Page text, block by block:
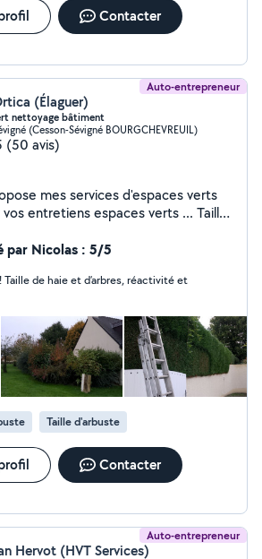
Contacter
Auto-entrepreneur
(Élaguer)
nettoyage bâtiment
(Cesson-Sévigné BOURGCHEVREUIL)
(50 avis)
mes services d'espaces verts
... Évacuation de
de faîtage Nettoyage par
pignon toiture dallage Muret...
des gravats
7 Devis et déplacement
renseignement. Merci à vous et une
par Nicolas : 5/5
de haie et d’arbres, réactivité et
Taille d'arbuste
Contacter
Auto-entrepreneur
Hervot (HVT Services)